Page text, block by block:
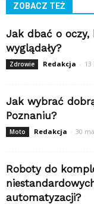
ZOBACZ TEŻ
Jak dbać o oczy,
wyglądały?
Zdrowie Redakcja - 13
Jak wybrać
Poznaniu?
Moto Redakcja - 30
Roboty do
automatyzacji?